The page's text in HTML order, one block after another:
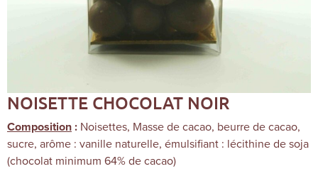
NOISETTE CHOCOLAT NOIR
Composition : Noisettes, Masse de cacao, beurre de cacao,
sucre, arôme : vanille naturelle, émulsifiant : lécithine de soja
(chocolat minimum 64% de cacao)